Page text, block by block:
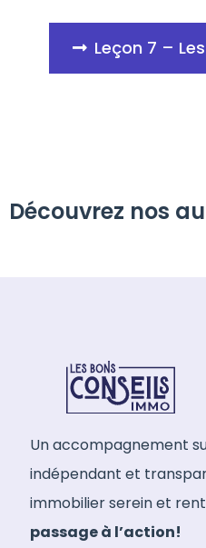
Leçon 7 –
Découvrez nos
Un accompagnement
indépendant et
immobilier serein et
passage à l’action!